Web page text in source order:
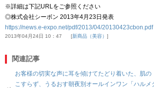
※詳細は下記URLをご参照ください
◎株式会社シーボン 2013年4月23日発表
https://news.e-expo.net/pdf/2013/04/20130423cbon.pdf
2013年04月24日 10：47 新商品（美容）
関連記事
お客様の切実な声に耳を傾けてたどり着いた、肌
こすらず、うるおす朝夜別オールインワン「ハルメ